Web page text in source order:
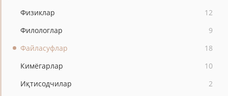
Физиклар
12
Филологлар
9
Файласуфлар
18
Кимёгарлар
10
Иқтисодчилар
2